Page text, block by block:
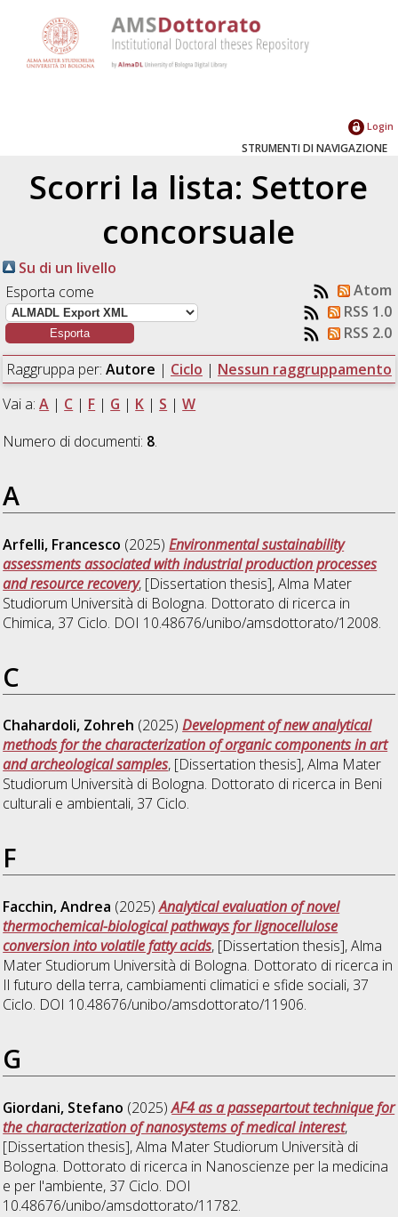
Login
STRUMENTI DI NAVIGAZIONE
Scorri la lista: Settore
concorsuale
Su di un livello
Esporta come
Atom
RSS 1.0
RSS 2.0
Raggruppa per: Autore | Ciclo | Nessun raggruppamento
Vai a:A | C | F | G | K | S |W
Numero di documenti: 8.
A
Arfelli, Francesco (2025)Environmental sustainability
assessments associated with industrial production processes
and resource recovery, [Dissertation thesis], Alma Mater
Studiorum Università di Bologna. Dottorato di ricerca in
Chimica, 37 Ciclo. DOI 10.48676/unibo/amsdottorato/12008.
C
Chahardoli, Zohreh (2025)Development of new analytical
methods for the characterization of organic components in art
and archeological samples, [Dissertation thesis], Alma Mater
Studiorum Università di Bologna. Dottorato di ricerca in Beni
culturali e ambientali, 37 Ciclo.
F
Facchin, Andrea (2025)Analytical evaluation of novel
thermochemical-biological pathways for lignocellulose
conversion into volatile fatty acids, [Dissertation thesis], Alma
Mater Studiorum Università di Bologna. Dottorato di ricerca in
Il futuro della terra, cambiamenti climatici e sfide sociali, 37
Ciclo. DOI 10.48676/unibo/amsdottorato/11906.
G
Giordani, Stefano (2025)AF4 as a passepartout technique for
the characterization of nanosystems of medical interest,
[Dissertation thesis], Alma Mater Studiorum Università di
Bologna. Dottorato di ricerca in Nanoscienze per la medicina
e per l'ambiente, 37 Ciclo. DOI
10.48676/unibo/amsdottorato/11782.